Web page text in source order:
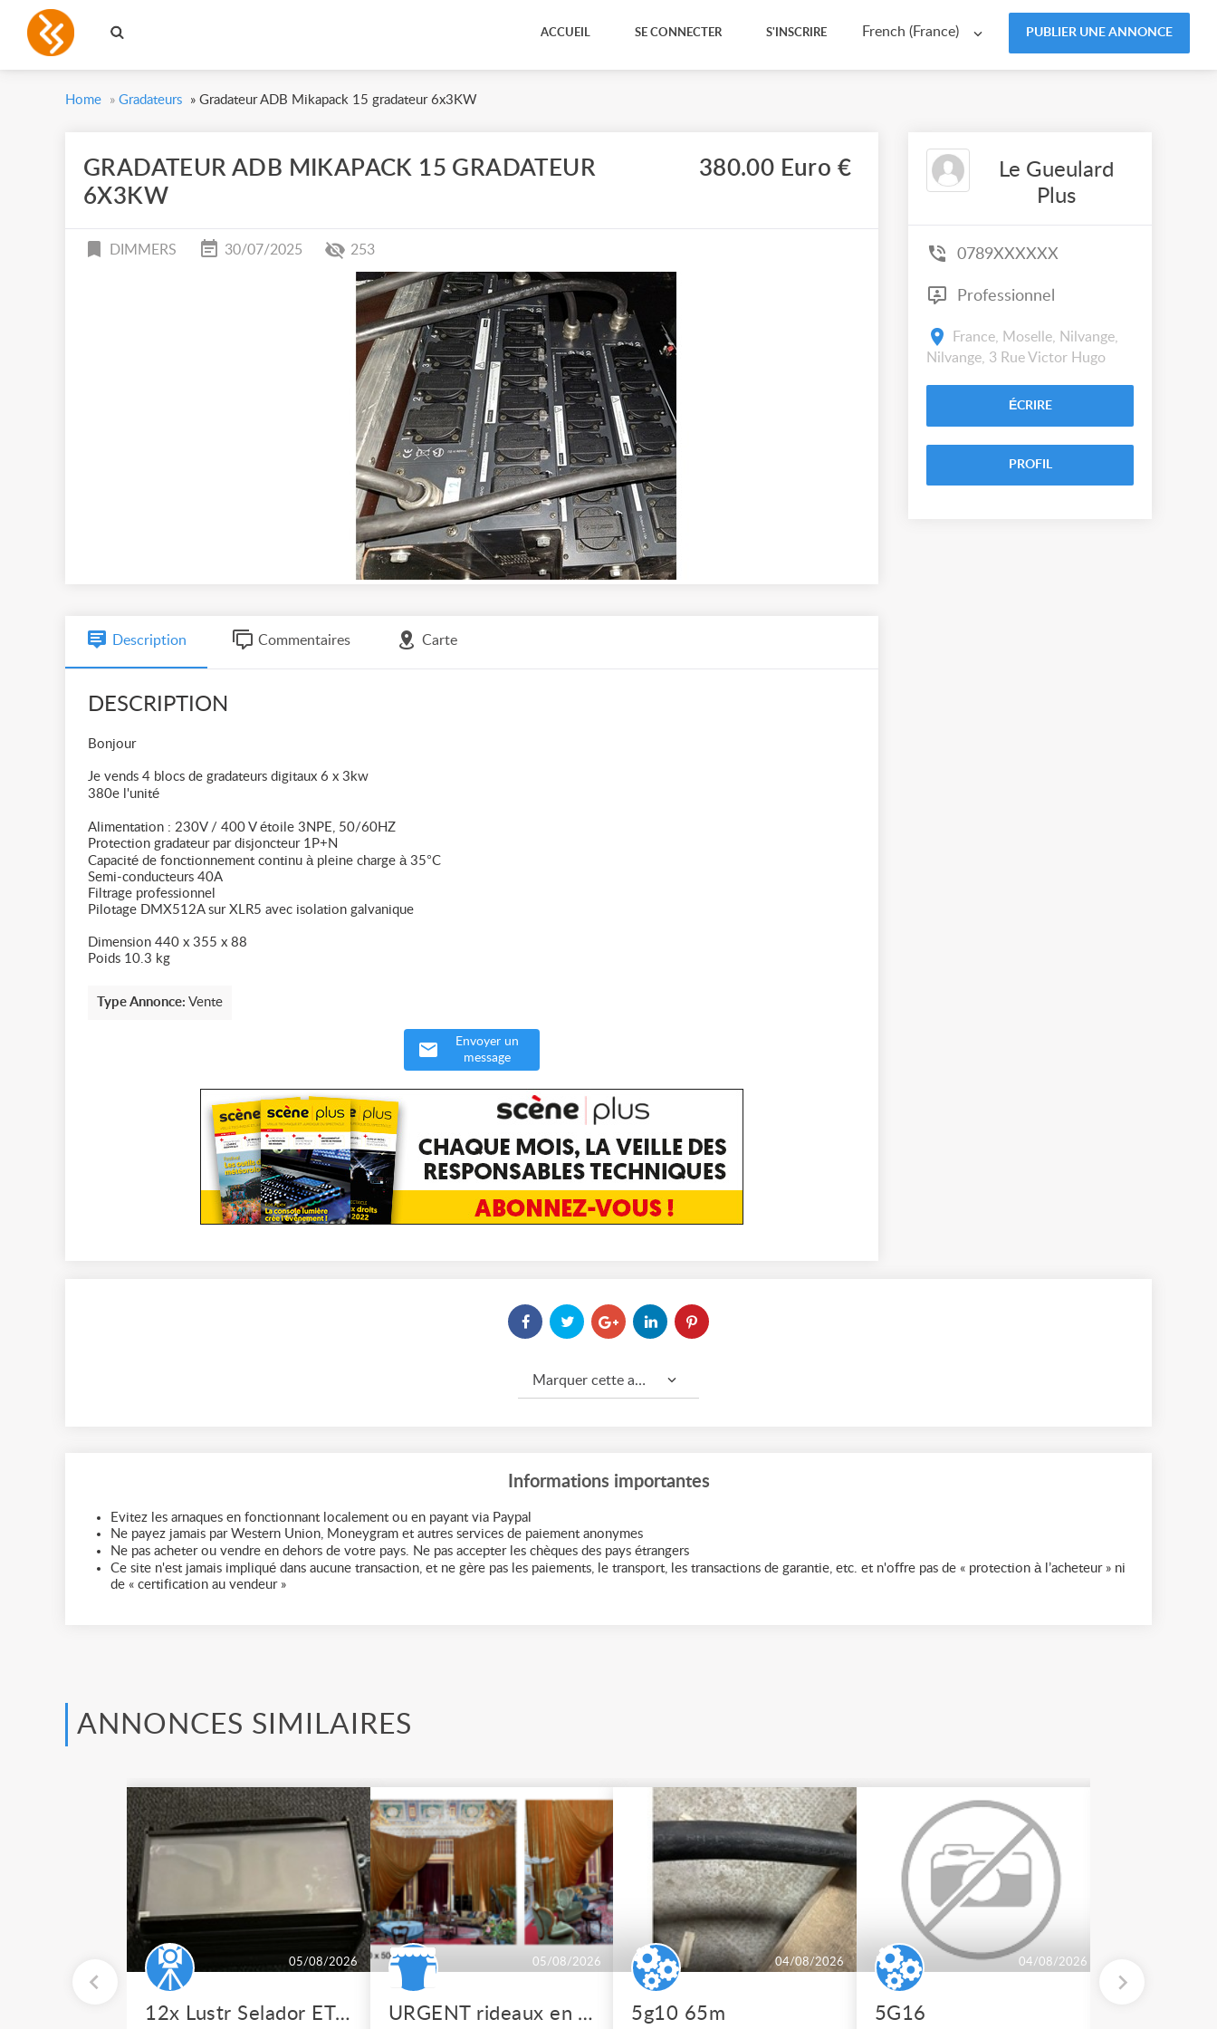
French (France) PUBLIER UNE ANNONCE
ACCUEIL SE CONNECTER S'INSCRIRE
Home » Gradateurs » Gradateur ADB Mikapack 15 gradateur 6x3KW
GRADATEUR ADB MIKAPACK 15 GRADATEUR
6X3KW
380.00 Euro €
DIMMERS 30/07/2025 253
Description Commentaires Carte
DESCRIPTION
Bonjour
Je vends 4 blocs de gradateurs digitaux 6 x 3kw
380e l'unité
Alimentation : 230V / 400 V étoile 3NPE, 50/60HZ
Protection gradateur par disjoncteur 1P+N
Capacité de fonctionnement continu à pleine charge à 35°C
Semi-conducteurs 40A
Filtrage professionnel
Pilotage DMX512A sur XLR5 avec isolation galvanique
Dimension 440 x 355 x 88
Poids 10.3 kg
Type Annonce: Vente
Envoyer un
message
Le Gueulard
Plus
0789XXXXXX
Professionnel
France, Moselle, Nilvange,
Nilvange, 3 Rue Victor Hugo
ÉCRIRE
PROFIL
Marquer cette annonce comme...
Informations importantes
Evitez les arnaques en fonctionnant localement ou en payant via Paypal
Ne payez jamais par Western Union, Moneygram et autres services de paiement anonymes
Ne pas acheter ou vendre en dehors de votre pays. Ne pas accepter les chèques des pays étrangers
Ce site n'est jamais impliqué dans aucune transaction, et ne gère pas les paiements, le transport, les transactions de garantie, etc. et n'offre pas de « protection à l’acheteur » ni
de « certification au vendeur »
ANNONCES SIMILAIRES
05/08/2026
12x Lustr Selador ETC Led 7x colors filtres
05/08/2026
URGENT rideaux en velours de soie
04/08/2026
5g10 65m
04/08/2026
5G16